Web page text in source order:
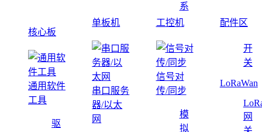
系
核心板
单板机 工控机 配件区
通用软件
工具
驱
串口服务
器/以太
网
信号对
传/同步
模
拟
开
关
LoRaWan
网